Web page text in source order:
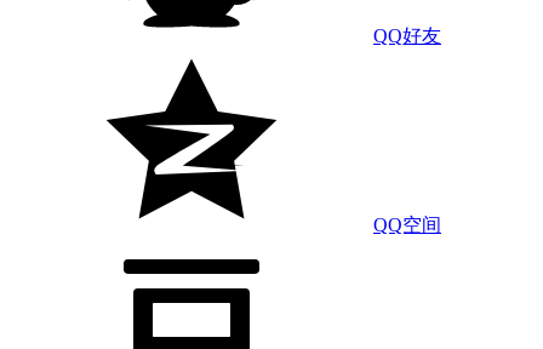
QQ好友
QQ空间